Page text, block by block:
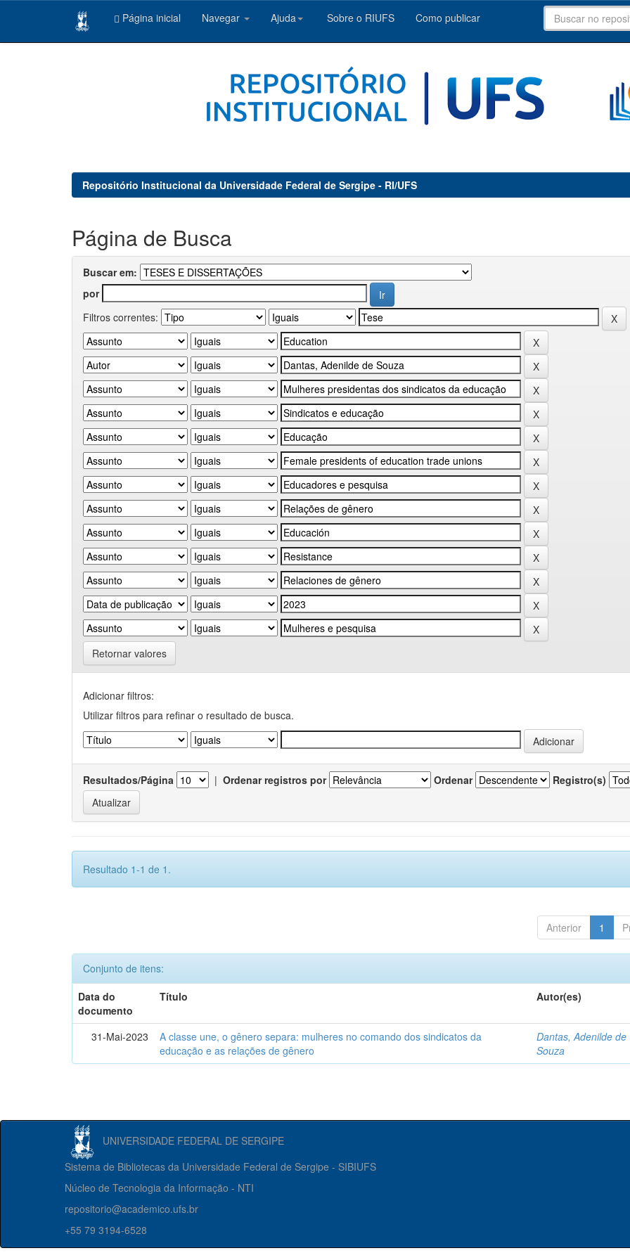
Página inicial Navegar Ajuda Sobre o RIUFS Como publicar
Repositório Institucional da Universidade Federal de Sergipe - RI/UFS
Página de Busca
Buscar em:
por
Filtros correntes:
Retornar valores
Adicionar filtros:
Utilizar filtros para refinar o resultado de busca.
Resultados/Página | Ordenar registros por Ordenar Registro(s)
Resultado 1-1 de 1.
Anterior 1
Conjunto de itens:
Data do
documento
Título Autor(es)
31-Mai-2023
A classe une, o gênero separa: mulheres no comando dos sindicatos da
educação e as relações de gênero
Dantas, Adenilde de
Souza
UNIVERSIDADE FEDERAL DE SERGIPE
Sistema de Bibliotecas da Universidade Federal de Sergipe - SIBIUFS
Núcleo de Tecnologia da Informação - NTI
repositorio@academico.ufs.br
+55 79 3194-6528